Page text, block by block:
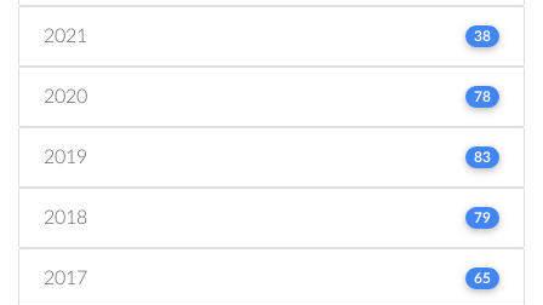
2021 38
2020 78
2019 83
2018 79
2017 65